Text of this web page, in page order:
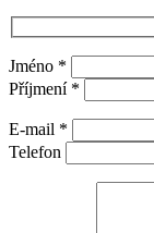
Jméno *
Příjmení *
E-mail *
Telefon